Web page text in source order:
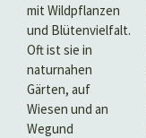
mit Wildpflanzen
und Blütenvielfalt.
Oft ist sie in
naturnahen
Gärten, auf
Wiesen und an
Wegund